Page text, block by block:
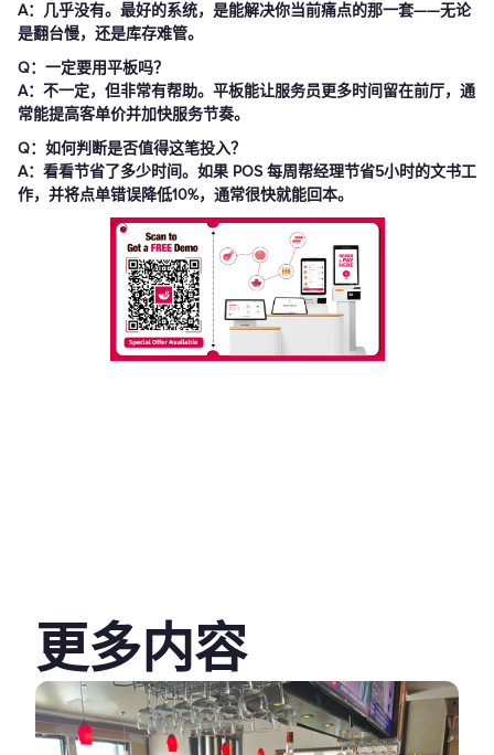
A：几乎没有。最好的系统，是能解决你当前痛点的那一套——无论
是翻台慢，还是库存难管。
Q：一定要用平板吗？
A：不一定，但非常有帮助。平板能让服务员更多时间留在前厅，通
常能提高客单价并加快服务节奏。
Q：如何判断是否值得这笔投入？
A：看看节省了多少时间。如果 POS 每周帮经理节省5小时的文书工
作，并将点单错误降低10%，通常很快就能回本。
更多内容